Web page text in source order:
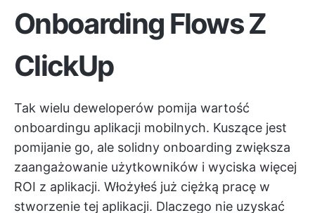
Onboarding FlowsZ
ClickUp
Tak wielu deweloperów pomija wartość
onboardingu aplikacji mobilnych. Kuszące jest
pomijanie go, ale solidny onboarding zwiększa
zaangażowanie użytkowników i wyciska więcej
ROI z aplikacji. Włożyłeś już ciężką pracę w
stworzenie tej aplikacji. Dlaczego nie uzyskać